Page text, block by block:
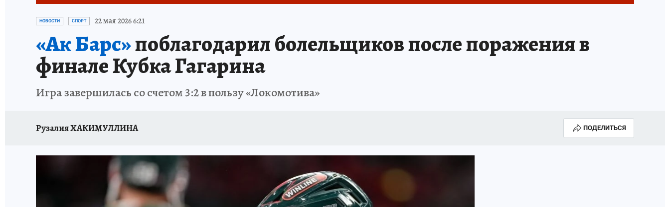
ТЕРРИТОРИЯ ДОБРА
НОВОСТИ СПОРТ 22 мая 2026 6:21
«Ак Барс»поблагодарил болельщиков после поражения в
финале Кубка Гагарина
Игра завершилась со счетом 3:2 в пользу «Локомотива»
Рузалия ХАКИМУЛЛИНА ПОДЕЛИТЬСЯ